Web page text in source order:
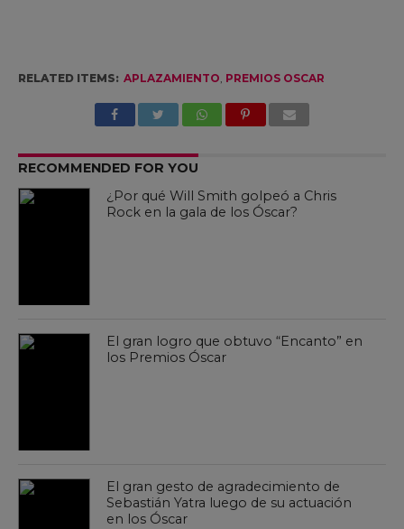
RELATED ITEMS: APLAZAMIENTO, PREMIOS OSCAR
RECOMMENDED FOR YOU
¿Por qué Will Smith golpeó a Chris
Rock en la gala de los Óscar?
El gran logro que obtuvo “Encanto” en
los Premios Óscar
El gran gesto de agradecimiento de
Sebastián Yatra luego de su actuación
en los Óscar